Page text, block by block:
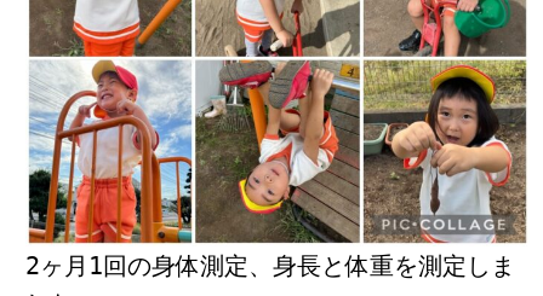
2ヶ月1回の身体測定、身長と体重を測定しま